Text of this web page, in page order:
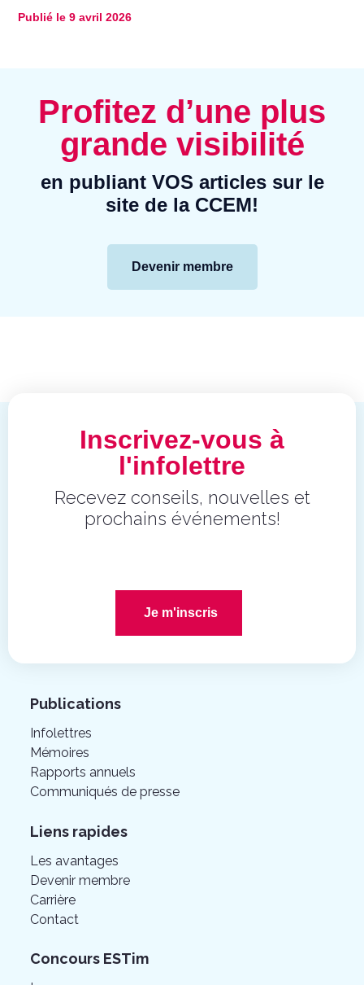
Publié le 9 avril 2026
Profitez d’une plus
grande visibilité
en publiant VOS articles sur le
site de la CCEM!
Devenir membre
Inscrivez-vous à
l'infolettre
Recevez conseils, nouvelles et
prochains événements!
Je m'inscris
Publications
Infolettres
Mémoires
Rapports annuels
Communiqués de presse
Liens rapides
Les avantages
Devenir membre
Carrière
Contact
Concours ESTim